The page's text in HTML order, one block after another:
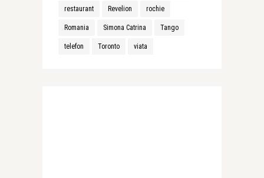
restaurant Revelion rochie
Romania Simona Catrina Tango
telefon Toronto viata